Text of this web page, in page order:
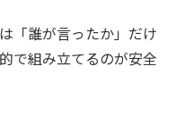
「誰が言ったか」だけ
で組み立てるのが安全